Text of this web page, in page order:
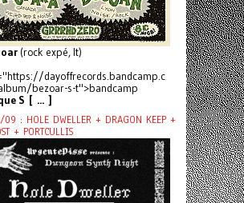
(rock expé, It)
dayoffrecords.bandcamp.c
bezoar-s-t">bandcamp
S [ ... ]
09 : HOLE DWELLER + DRAGON KEEP +
+ PORTCULLIS